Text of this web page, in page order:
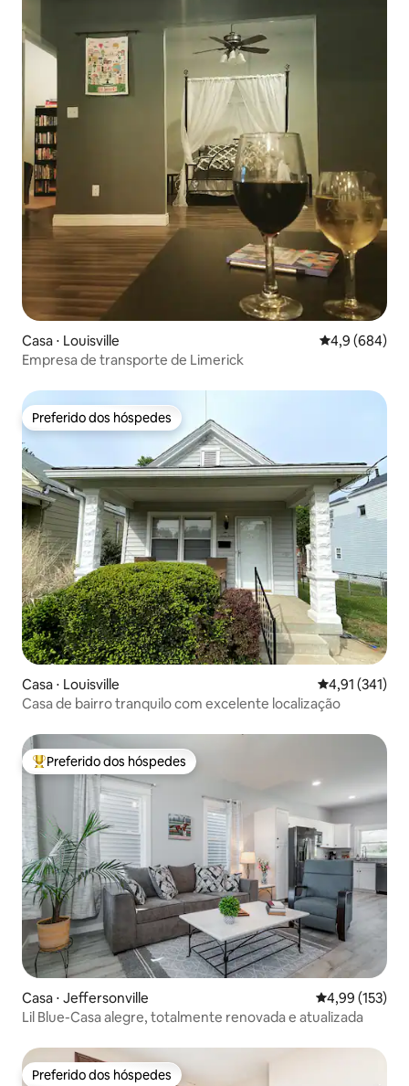
Casa ⋅ Louisville 4,9 de uma
4,9 (684)
Empresa de transporte de Limerick
Preferido dos hóspedes
Preferido dos hóspedes
Casa ⋅ Louisville 4,91 de uma
4,91 (341)
Casa de bairro tranquilo com excelente localização
Entre os melhores preferidos dos hóspedes
Preferido dos hóspedes
Casa ⋅ Jeffersonville 4,99 de uma
4,99 (153)
Lil Blue-Casa alegre, totalmente renovada e atualizada
Preferido dos hóspedes